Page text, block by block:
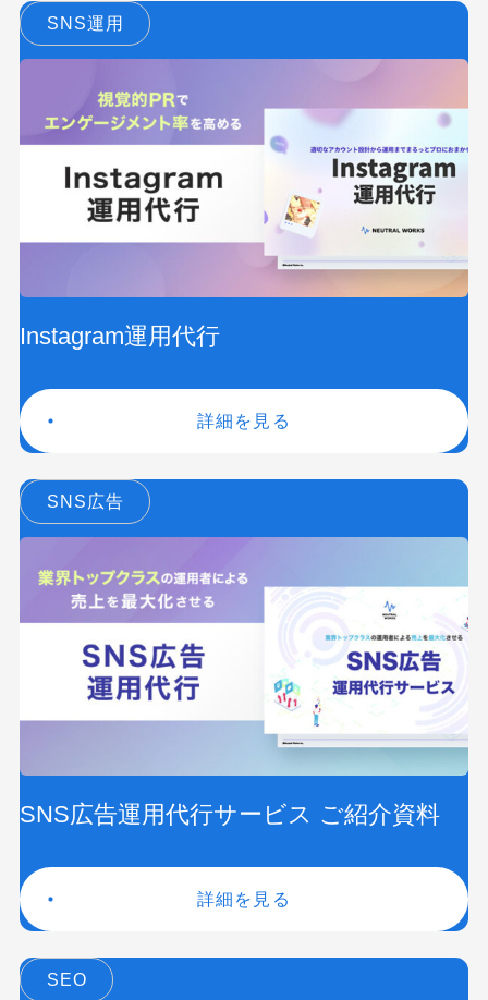
SNS運用
Instagram運用代行
詳細を見る
SNS広告
SNS広告運用代行サービス ご紹介資料
詳細を見る
SEO